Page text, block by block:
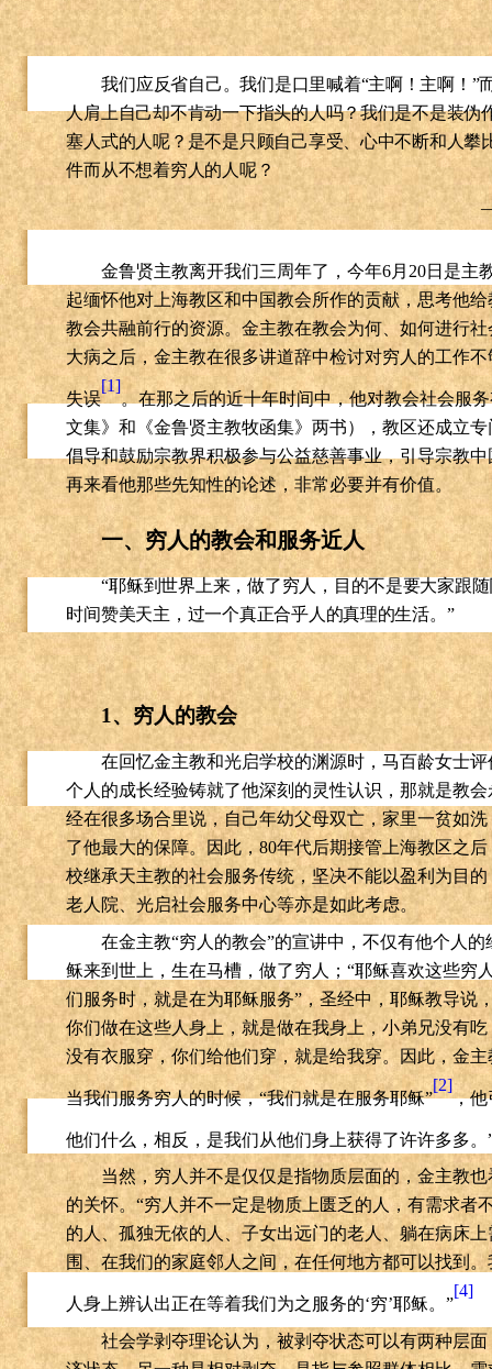
我们应反省自己。我们是口里喊着“主啊！主啊！”
人肩上自己却不肯动一下指头的人吗？我们是不是装伪
塞人式的人呢？是不是只顾自己享受、心中不断和人攀
件而从不想着穷人的人呢？
金鲁贤主教离开我们三周年了，今年6月 20日是主
起缅怀他对上海教区和中国教会所作的贡献，思考他
教会共融前行的资源。金主教在教会为何、如何进行
大病之后，金主教在很多讲道辞中检讨对穷人的工作
失误
[1]
。在那之后的近十年时间中，他对教会社会服
文集》和《金鲁贤主教牧函集》两书），教区还成立
倡导和鼓励宗教界积极参与公益慈善事业，引导宗教
再来看他那些先知性的论述，非常必要并有价值。
一、穷人的教会和服务近人
“耶稣到世界上来，做了穷人，目的不是要大家跟
时间赞美天主，过一个真正合乎人的真理的生活。”
1、穷人的教会
在回忆金主教和光启学校的渊源时，马百龄女士
个人的成长经验铸就了他深刻的灵性认识，那就是教
经在很多场合里说，自己年幼父母双亡，家里一贫如
了他最大的保障。因此，80年代后期接管上海教区之
校继承天主教的社会服务传统，坚决不能以盈利为目
老人院、光启社会服务中心等亦是如此考虑。
在金主教“穷人的教会”的宣讲中，不仅有他个人
稣来到世上，生在马槽，做了穷人；“耶稣喜欢这些穷
们服务时，就是在为耶稣服务”，圣经中，耶稣教导说
你们做在这些人身上，就是做在我身上，小弟兄没有
没有衣服穿，你们给他们穿，就是给我穿。因此，金
当我们服务穷人的时候，“我们就是在服务耶稣”
[2]
，他
他们什么，相反，是我们从他们身上获得了许许多多。
当然，穷人并不是仅仅是指物质层面的，金主教
的关怀。“穷人并不一定是物质上匮乏的人，有需求者
的人、孤独无依的人、子女出远门的老人、躺在病床
围、在我们的家庭邻人之间，在任何地方都可以找到
人身上辨认出正在等着我们为之服务的‘穷’耶稣。”
[4]
社会学剥夺理论认为，被剥夺状态可以有两种层